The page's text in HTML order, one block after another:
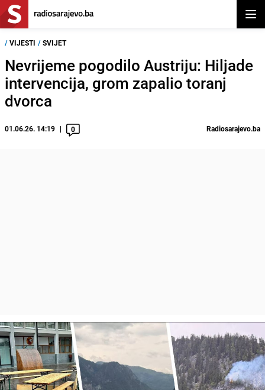
/ VIJESTI / SVIJET
Nevrijeme pogodilo Austriju: Hiljade
intervencija, grom zapalio toranj
dvorca
01.06.26. 14:19 0 Radiosarajevo.ba